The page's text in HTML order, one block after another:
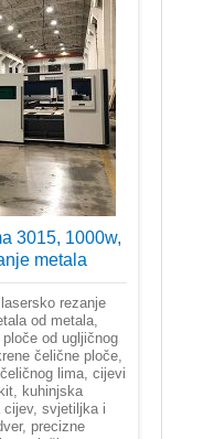
3015, 1000w,
metala
rezanje
od metala,
od ugljičnog
čelične ploče,
lima, cijevi
kuhinjska
cijev, svjetiljka i
precizne